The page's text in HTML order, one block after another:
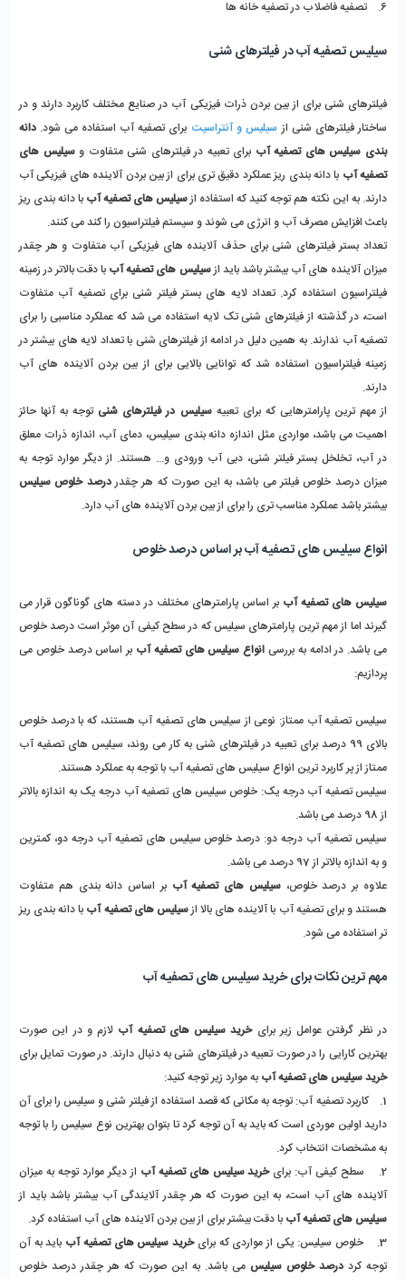
6. تصفیه فاضلاب در تصفیه خانه ها
سیلیس تصفیه آب در فیلترهای شنی
فیلترهای شنی برای از بین بردن ذرات فیزیکی آب در صنایع مختلف کاربرد دارند و در
ساختار فیلترهای شنی از سیلیس و آنتراسیت برای تصفیه آب استفاده می شود. دانه
بندی سیلیس های تصفیه آب برای تعبیه در فیلترهای شنی متفاوت وسیلیس های
تصفیه آب با دانه بندی ریز عملکرد دقیق تری برای از بین بردن آلاینده های فیزیکی آب
دارند. به این نکته هم توجه کنید که استفاده ازسیلیس های تصفیه آب با دانه بندی ریز
باعث افزایش مصرف آب و انرژی می شوند و سیستم فیلتراسیون را کند می کنند.
تعداد بستر فیلترهای شنی برای حذف آلاینده های فیزیکی آب متفاوت و هر چقدر
میزان آلاینده های آب بیشتر باشد باید ازسیلیس های تصفیه آب با دقت بالاتر در زمینه
فیلتراسیون استفاده کرد. تعداد لایه های بستر فیلتر شنی برای تصفیه آب متفاوت
است، در گذشته از فیلترهای شنی تک لایه استفاده می شد که عملکرد مناسبی را برای
تصفیه آب ندارند. به همین دلیل در ادامه از فیلترهای شنی با تعداد لایه های بیشتر در
زمینه فیلتراسیون استفاده شد که توانایی بالایی برای از بین بردن آلاینده های آب
دارند.
از مهم ترین پارامترهایی که برای تعبیهسیلیس در فیلترهای شنیتوجه به آنها حائز
اهمیت می باشد، مواردی مثل اندازه دانه بندی سیلیس، دمای آب، اندازه ذرات معلق
در آب، تخلخل بستر فیلتر شنی، دبی آب ورودی و... هستند. از دیگر موارد توجه به
میزان درصد خلوص فیلتر می باشد، به این صورت که هر چقدردرصد خلوص سیلیس
بیشتر باشد عملکرد مناسب تری را برای از بین بردن آلاینده های آب دارد.
انواع سیلیس های تصفیه آب بر اساس درصد خلوص
سیلیس های تصفیه آب بر اساس پارامترهای مختلف در دسته های گوناگون قرار می
گیرند اما از مهم ترین پارامترهای سیلیس که در سطح کیفی آن موثر است درصد خلوص
می باشد. در ادامه به بررسی انواع سیلیس های تصفیه آب بر اساس درصد خلوص می
پردازیم:
سیلیس تصفیه آب ممتاز: نوعی از سیلیس های تصفیه آب هستند، که با درصد خلوص
بالای 99 درصد برای تعبیه در فیلترهای شنی به کار می روند، سیلیس های تصفیه آب
ممتاز از پر کاربرد ترین انواع سیلیس های تصفیه آب با توجه به عملکرد هستند.
سیلیس تصفیه آب درجه یک: خلوص سیلیس های تصفیه آب درجه یک به اندازه بالاتر
از 98 درصد می باشد.
سیلیس تصفیه آب درجه دو: درصد خلوص سیلیس های تصفیه آب درجه دو، کمترین
و به اندازه بالاتر از 97 درصد می باشد.
علاوه بر درصد خلوص،سیلیس های تصفیه آب بر اساس دانه بندی هم متفاوت
هستند و برای تصفیه آب با آلاینده های بالا ازسیلیس های تصفیه آب با دانه بندی ریز
تر استفاده می شود.
مهم ترین نکات برای خرید سیلیس های تصفیه آب
در نظر گرفتن عوامل زیر برایخرید سیلیس های تصفیه آب لازم و در این صورت
بهترین کارایی را در صورت تعبیه در فیلترهای شنی به دنبال دارند. در صورت تمایل برای
خرید سیلیس های تصفیه آب به موارد زیر توجه کنید:
1. کاربرد تصفیه آب: توجه به مکانی که قصد استفاده از فیلتر شنی و سیلیس را برای آن
دارید اولین موردی است که باید به آن توجه کرد تا بتوان بهترین نوع سیلیس را با توجه
به مشخصات انتخاب کرد.
2. سطح کیفی آب: برای
خرید سیلیس های تصفیه آب از دیگر موارد توجه به میزان
آلاینده های آب است، به این صورت که هر چقدر آلایندگی آب بیشتر باشد باید از
سیلیس های تصفیه آب با دقت بیشتر برای از بین بردن آلاینده های آب استفاده کرد.
3. خلوص سیلیس: یکی از مواردی که برای
خرید سیلیس های تصفیه آب باید به آن
توجه کرد درصد خلوص سیلیس می باشد. به این صورت که هر چقدر درصد خلوص